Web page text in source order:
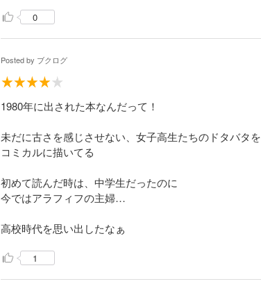
0
Posted by ブクログ
1980年に出された本なんだって！
未だに古さを感じさせない、女子高生たちのドタバタを
コミカルに描いてる
初めて読んだ時は、中学生だったのに
今ではアラフィフの主婦…
高校時代を思い出したなぁ
1